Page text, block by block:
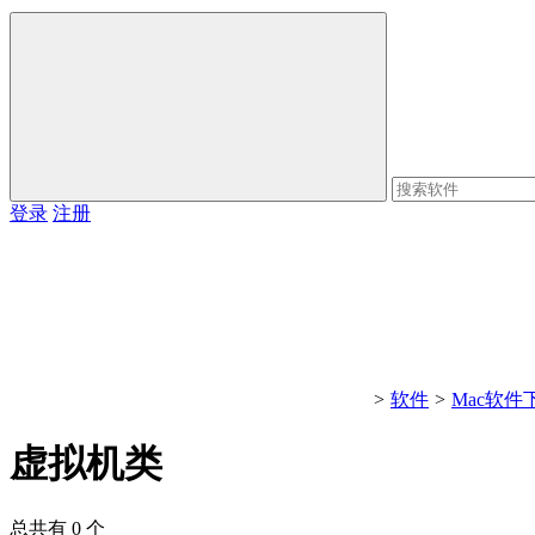
登录 注册
> 软件 > Mac软件
虚拟机类
总共有 0 个